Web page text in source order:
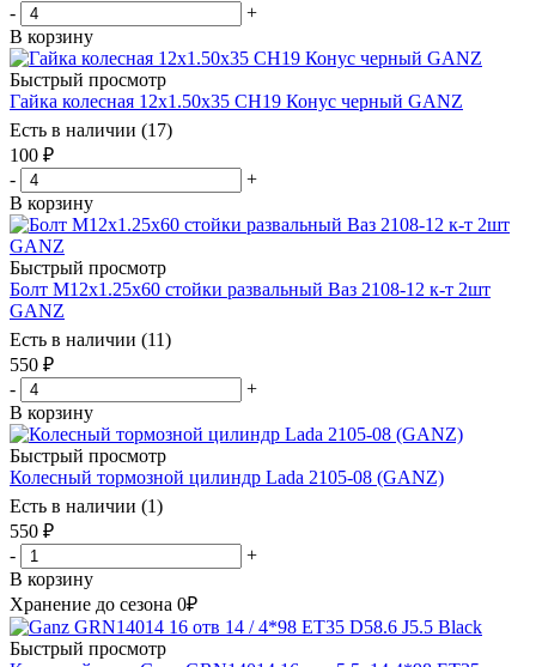
-
+
В корзину
Быстрый просмотр
Гайка колесная 12x1.50x35 CH19 Конус черный GANZ
Есть в наличии (17)
100 ₽
-
+
В корзину
Быстрый просмотр
Болт М12х1.25х60 стойки развальный Ваз 2108-12 к-т 2шт
GANZ
Есть в наличии (11)
550 ₽
-
+
В корзину
Быстрый просмотр
Колесный тормозной цилиндр Lada 2105-08 (GANZ)
Есть в наличии (1)
550 ₽
-
+
В корзину
Хранение до сезона 0₽
Быстрый просмотр